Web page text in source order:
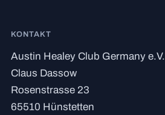
KONTAKT
Austin Healey Club Germany e.V.
Claus Dassow
Rosenstrasse 23
65510 Hünstetten